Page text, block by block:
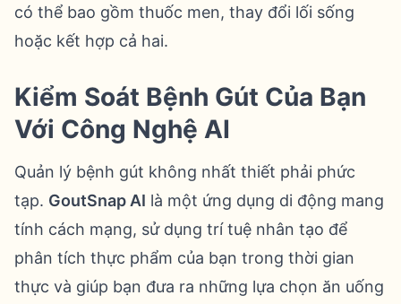
có thể bao gồm thuốc men, thay đổi lối sống
hoặc kết hợp cả hai.
Kiểm Soát Bệnh Gút Của Bạn
Với Công Nghệ AI
Quản lý bệnh gút không nhất thiết phải phức
tạp. GoutSnap AI là một ứng dụng di động mang
tính cách mạng, sử dụng trí tuệ nhân tạo để
phân tích thực phẩm của bạn trong thời gian
thực và giúp bạn đưa ra những lựa chọn ăn uống